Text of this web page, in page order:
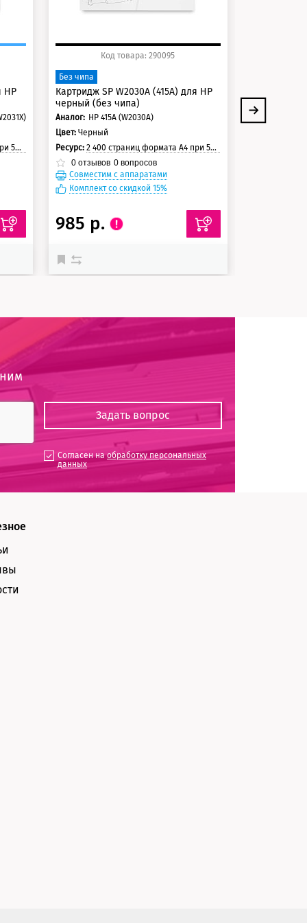
HP
Код товара: 290095
Без чипа
Картридж SP W2030A (415A) для HP
черный (без чипа)
Аналог: HP 415A (W2030A)
Цвет: Черный
Ресурс: 2 400 страниц формата А4 при 5% заполнении страницы
0отзывов 0вопросов
Совместим с аппаратами
Комплект со скидкой 15%
985 р.
Ресурс:
Согласен наобработку персональных
данных